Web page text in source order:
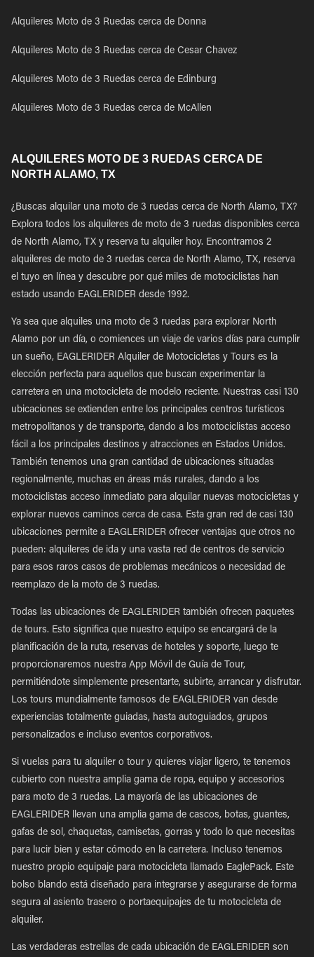
Alquileres Moto de 3 Ruedas cerca de Donna
Alquileres Moto de 3 Ruedas cerca de Cesar Chavez
Alquileres Moto de 3 Ruedas cerca de Edinburg
Alquileres Moto de 3 Ruedas cerca de McAllen
ALQUILERES MOTO DE 3 RUEDAS CERCA DE
NORTH ALAMO, TX
¿Buscas alquilar una moto de 3 ruedas cerca de North Alamo, TX?
Explora todos los alquileres de moto de 3 ruedas disponibles cerca
de North Alamo, TX y reserva tu alquiler hoy. Encontramos 2
alquileres de moto de 3 ruedas cerca de North Alamo, TX, reserva
el tuyo en línea y descubre por qué miles de motociclistas han
estado usando EAGLERIDER desde 1992.
Ya sea que alquiles una moto de 3 ruedas para explorar North
Alamo por un día, o comiences un viaje de varios días para cumplir
un sueño, EAGLERIDER Alquiler de Motocicletas y Tours es la
elección perfecta para aquellos que buscan experimentar la
carretera en una motocicleta de modelo reciente. Nuestras casi 130
ubicaciones se extienden entre los principales centros turísticos
metropolitanos y de transporte, dando a los motociclistas acceso
fácil a los principales destinos y atracciones en Estados Unidos.
También tenemos una gran cantidad de ubicaciones situadas
regionalmente, muchas en áreas más rurales, dando a los
motociclistas acceso inmediato para alquilar nuevas motocicletas y
explorar nuevos caminos cerca de casa. Esta gran red de casi 130
ubicaciones permite a EAGLERIDER ofrecer ventajas que otros no
pueden: alquileres de ida y una vasta red de centros de servicio
para esos raros casos de problemas mecánicos o necesidad de
reemplazo de la moto de 3 ruedas.
Todas las ubicaciones de EAGLERIDER también ofrecen paquetes
de tours. Esto significa que nuestro equipo se encargará de la
planificación de la ruta, reservas de hoteles y soporte, luego te
proporcionaremos nuestra App Móvil de Guía de Tour,
permitiéndote simplemente presentarte, subirte, arrancar y disfrutar.
Los tours mundialmente famosos de EAGLERIDER van desde
experiencias totalmente guiadas, hasta autoguiados, grupos
personalizados e incluso eventos corporativos.
Si vuelas para tu alquiler o tour y quieres viajar ligero, te tenemos
cubierto con nuestra amplia gama de ropa, equipo y accesorios
para moto de 3 ruedas. La mayoría de las ubicaciones de
EAGLERIDER llevan una amplia gama de cascos, botas, guantes,
gafas de sol, chaquetas, camisetas, gorras y todo lo que necesitas
para lucir bien y estar cómodo en la carretera. Incluso tenemos
nuestro propio equipaje para motocicleta llamado EaglePack. Este
bolso blando está diseñado para integrarse y asegurarse de forma
segura al asiento trasero o portaequipajes de tu motocicleta de
alquiler.
Las verdaderas estrellas de cada ubicación de EAGLERIDER son